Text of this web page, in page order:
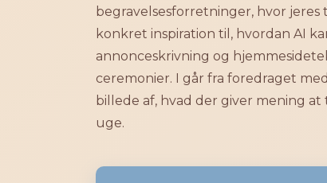
begravelsesforretninger, hvor
konkret inspiration til, hvordan AI
annonceskrivning og
ceremonier. I går fra foredraget
billede af, hvad der giver mening
uge.